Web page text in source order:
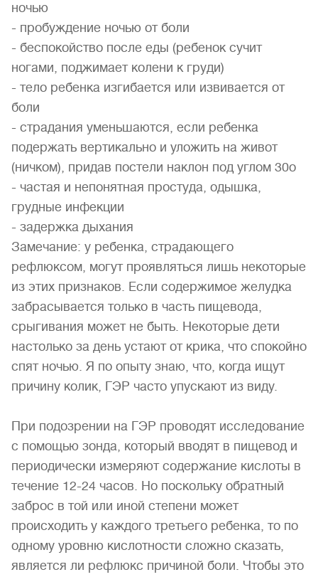
ночью
- пробуждение ночью от боли
- беспокойство после еды (ребенок сучит
ногами, поджимает колени к груди)
- тело ребенка изгибается или извивается от
боли
- страдания уменьшаются, если ребенка
подержать вертикально и уложить на живот
(ничком), придав постели наклон под углом 30о
- частая и непонятная простуда, одышка,
грудные инфекции
- задержка дыхания
Замечание: у ребенка, страдающего
рефлюксом, могут проявляться лишь некоторые
из этих признаков. Если содержимое желудка
забрасывается только в часть пищевода,
срыгивания может не быть. Некоторые дети
настолько за день устают от крика, что спокойно
спят ночью. Я по опыту знаю, что, когда ищут
причину колик, ГЭР часто упускают из виду.
При подозрении на ГЭР проводят исследование
с помощью зонда, который вводят в пищевод и
периодически измеряют содержание кислоты в
течение 12-24 часов. Но поскольку обратный
заброс в той или иной степени может
происходить у каждого третьего ребенка, то по
одному уровню кислотности сложно сказать,
является ли рефлюкс причиной боли. Чтобы это